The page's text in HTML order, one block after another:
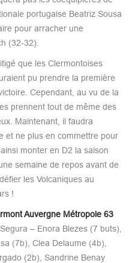
portugaise Beatriz Sousa
pour arracher une
(32-32).
que les Clermontoises
pu prendre la première
Cependant, au vu de la
prennent tout de même des
Maintenant, il faudra
et ne plus en commettre pour
monter en D2 la saison
semaine de repos avant de
les Volcaniques au
!
Auvergne Métropole 63
– Enora Blezes (7 buts),
(7b), Clea Delaume (4b),
(2b), Sandrine Benay